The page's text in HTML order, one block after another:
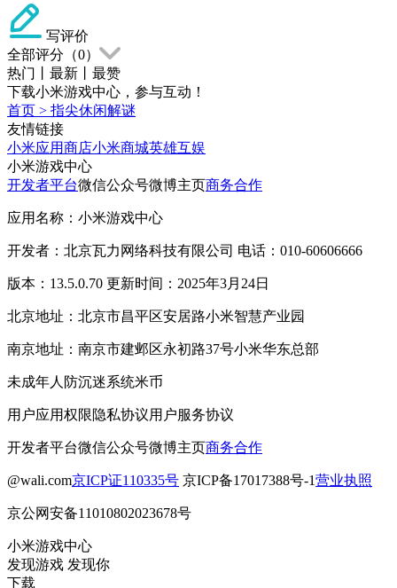
写评价
全部评分（0）
热门
最新
最赞
下载小米游戏中心，参与互动！
首页 > 指尖休闲解谜
友情链接
小米应用商店小米商城英雄互娱
小米游戏中心
开发者平台微信公众号微博主页商务合作
应用名称：小米游戏中心
开发者：北京瓦力网络科技有限公司 电话：010-60606666
版本：13.5.0.70 更新时间：2025年3月24日
北京地址：北京市昌平区安居路小米智慧产业园
南京地址：南京市建邺区永初路37号小米华东总部
未成年人防沉迷系统米币
用户应用权限隐私协议用户服务协议
开发者平台微信公众号微博主页商务合作
@wali.com京ICP证110335号 京ICP备17017388号-1营业执照
京公网安备11010802023678号
小米游戏中心
发现游戏 发现你
下载